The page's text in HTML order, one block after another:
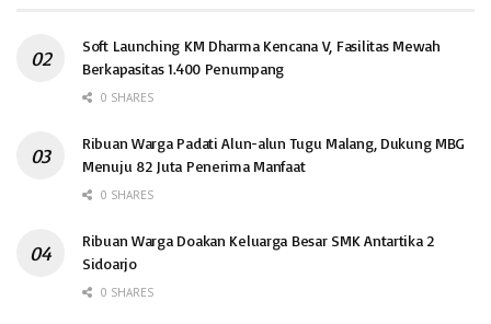
Soft Launching KM Dharma Kencana V, Fasilitas Mewah
Berkapasitas 1.400 Penumpang
0 SHARES
Ribuan Warga Padati Alun-alun Tugu Malang, Dukung MBG
Menuju 82 Juta Penerima Manfaat
0 SHARES
Ribuan Warga Doakan Keluarga Besar SMK Antartika 2
Sidoarjo
0 SHARES